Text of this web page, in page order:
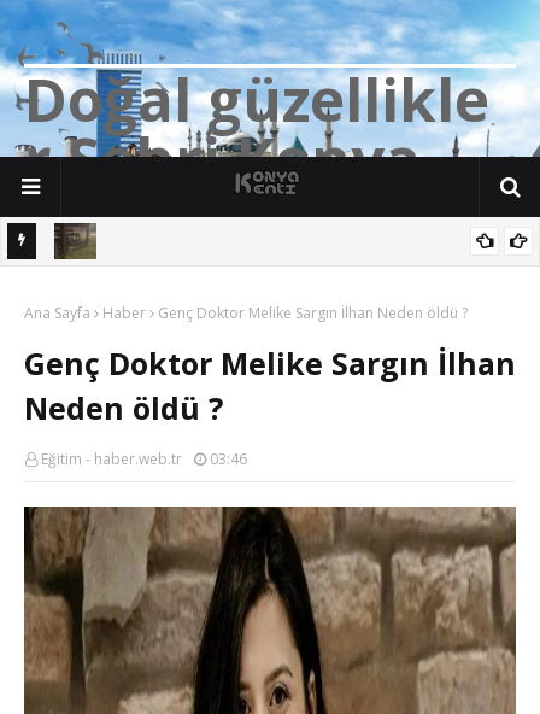
Doğalgüzellikle
rŞehriKonya
Ana Sayfa Haber Genç Doktor Melike Sargın İlhan Neden öldü ?
Genç Doktor Melike Sargın İlhan
Neden öldü ?
Eğitim - haber.web.tr 03:46